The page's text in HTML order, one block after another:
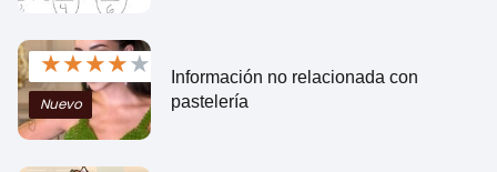
★★★★★
Nuevo
Información no relacionada con
pastelería